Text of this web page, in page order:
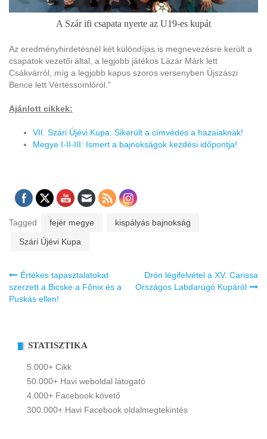
A Szár ifi csapata nyerte az U19-es kupát
Az eredményhirdetésnél két különdíjas is megnevezésre került a
csapatok vezetői által, a legjobb játékos Lázár Márk lett
Csákvárról, míg a legjobb kapus szoros versenyben Újszászi
Bence lett Vértessomlóról.”
Ajánlott cikkek:
VII. Szári Újévi Kupa: Sikerült a címvédés a hazaiaknak!
Megye I-II-III: Ismert a bajnokságok kezdési időpontja!
Tagged fejér megye
kispályás bajnokság
Szári Újévi Kupa
Bejegyzés
navigáció
Értékes tapasztalatokat
szerzett a Bicske a Főnix és a
Puskás ellen!
Drón légifelvétel a XV. Carissa
Országos Labdarúgó Kupáról
STATISZTIKA
5.000+ Cikk
50.000+ Havi weboldal látogató
4.000+ Facebook követő
300.000+ Havi Facebook oldalmegtekintés